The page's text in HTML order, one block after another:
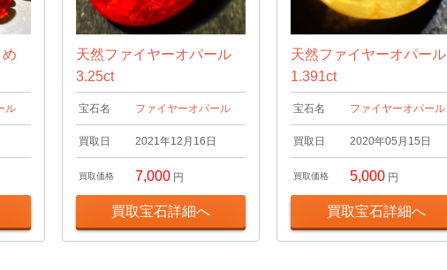
ル
天然ファイヤーオパール
3.25ct
宝石名 ファイヤーオパール
買取日 2021年12月16日
買取価格 7,000 円
買取宝石詳細へ
天然ファイヤーオパール
1.391ct
宝石名 ファイヤーオパール
買取日 2020年05月15日
買取価格 5,000 円
買取宝石詳細へ